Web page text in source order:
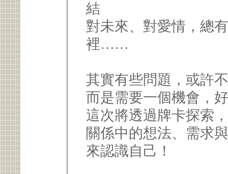
結
對未來、對愛情，總
裡……
其實有些問題，或許
而是需要一個機會，
這次將透過牌卡探索
關係中的想法、需求
來認識自己！